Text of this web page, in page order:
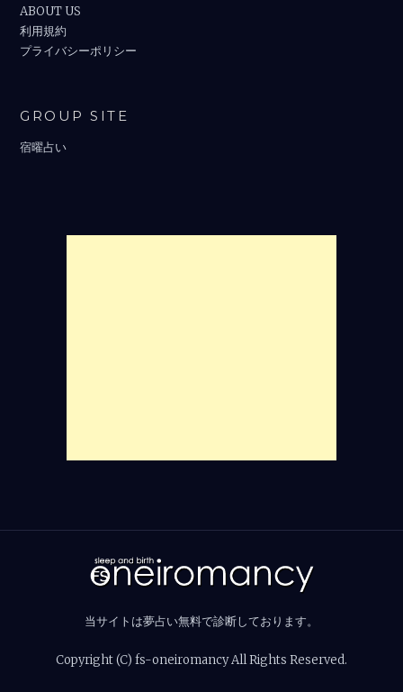
ABOUT US
利用規約
プライバシーポリシー
GROUP SITE
宿曜占い
当サイトは夢占い無料で診断しております。
Copyright (C) fs-oneiromancy All Rights Reserved.